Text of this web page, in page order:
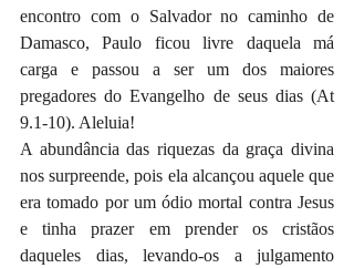
encontro com o Salvador no caminho de
Damasco, Paulo ficou livre daquela má
carga e passou a ser um dos maiores
pregadores do Evangelho de seus dias (At
9.1-10). Aleluia!
A abundância das riquezas da graça divina
nos surpreende, pois ela alcançou aquele que
era tomado por um ódio mortal contra Jesus
e tinha prazer em prender os cristãos
daqueles dias, levando-os a julgamento